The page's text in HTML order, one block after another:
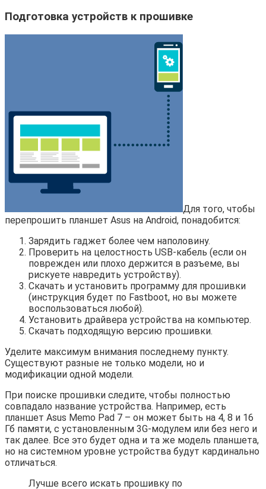
Подготовка устройств к прошивке
Для того, чтобы
перепрошить планшет Asus на Android, понадобится:
Зарядить гаджет более чем наполовину.
Проверить на целостность USB-кабель (если он
поврежден или плохо держится в разъеме, вы
рискуете навредить устройству).
Скачать и установить программу для прошивки
(инструкция будет по Fastboot, но вы можете
воспользоваться любой).
Установить драйвера устройства на компьютер.
Скачать подходящую версию прошивки.
Уделите максимум внимания последнему пункту.
Существуют разные не только модели, но и
модификации одной модели.
При поиске прошивки следите, чтобы полностью
совпадало название устройства. Например, есть
планшет Asus Memo Pad 7 – он может быть на 4, 8 и 16
Гб памяти, с установленным 3G-модулем или без него и
так далее. Все это будет одна и та же модель планшета,
но на системном уровне устройства будут кардинально
отличаться.
Лучше всего искать прошивку по